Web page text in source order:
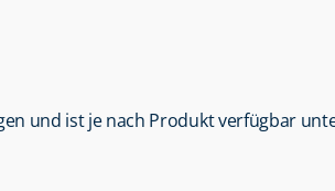
und ist je nach Produkt verfügbar